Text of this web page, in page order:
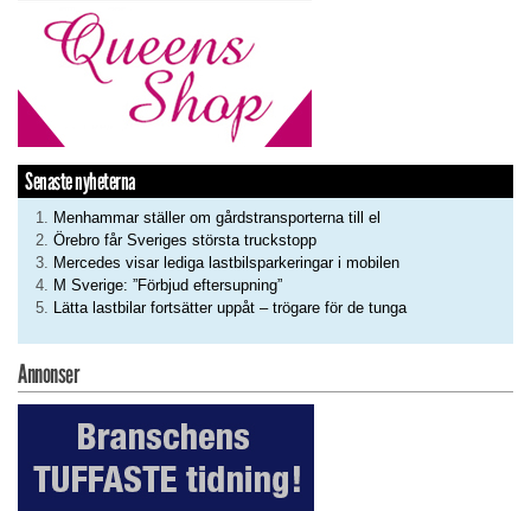
Senaste nyheterna
Menhammar ställer om gårdstransporterna till el
Örebro får Sveriges största truckstopp
Mercedes visar lediga lastbilsparkeringar i mobilen
M Sverige: ”Förbjud eftersupning”
Lätta lastbilar fortsätter uppåt – trögare för de tunga
Annonser